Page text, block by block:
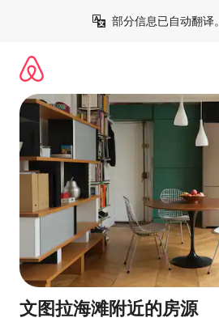
部分信息已自动翻译。
文图拉海滩附近的房源